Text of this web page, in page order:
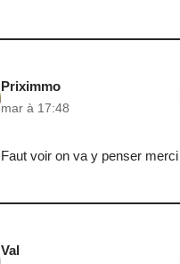
Priximmo
mar à 17:48
Faut voir on va y penser merci
Val